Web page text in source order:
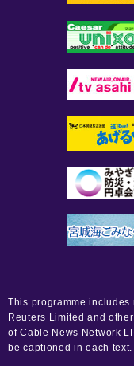
This programme
Reuters Limited and
of Cable News Network
be captioned in each